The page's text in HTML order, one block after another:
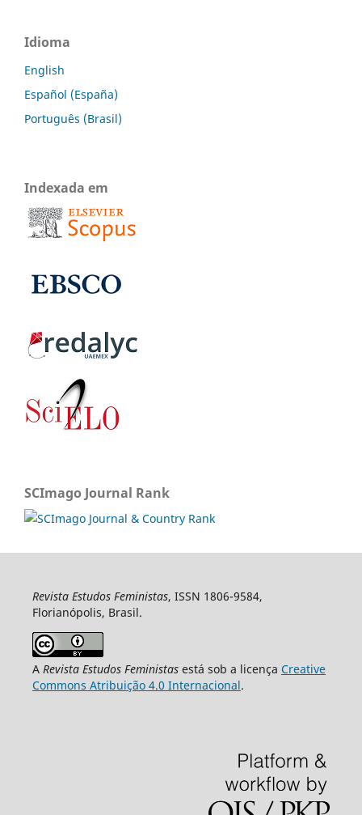
Idioma
English
Español (España)
Português (Brasil)
Indexada em
SCImago Journal Rank
Revista Estudos Feministas, ISSN 1806-9584,
Florianópolis, Brasil.
A Revista Estudos Feministasestá sob a licença Creative
Commons Atribuição 4.0 Internacional.